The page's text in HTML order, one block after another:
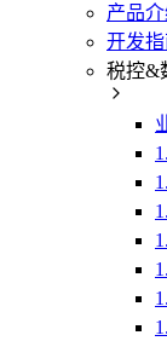
产品
开发
税控&